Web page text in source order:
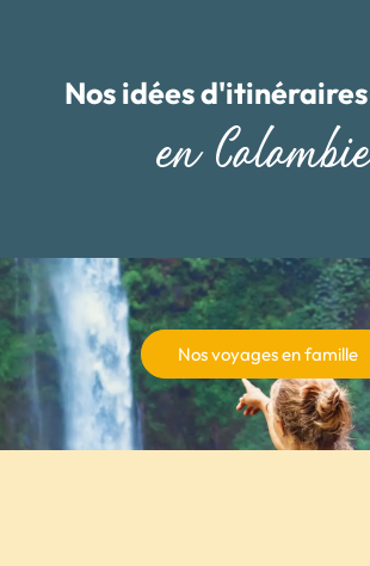
Nos idées
en
Nos voyages en famille